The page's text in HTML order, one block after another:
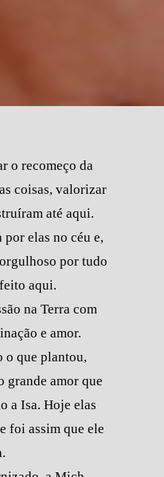
o recomeço da
coisas, valorizar
até aqui.
elas no céu e,
por tudo
aqui.
na Terra com
e amor.
o que plantou,
grande amor que
a Isa. Hoje elas
foi assim que ele